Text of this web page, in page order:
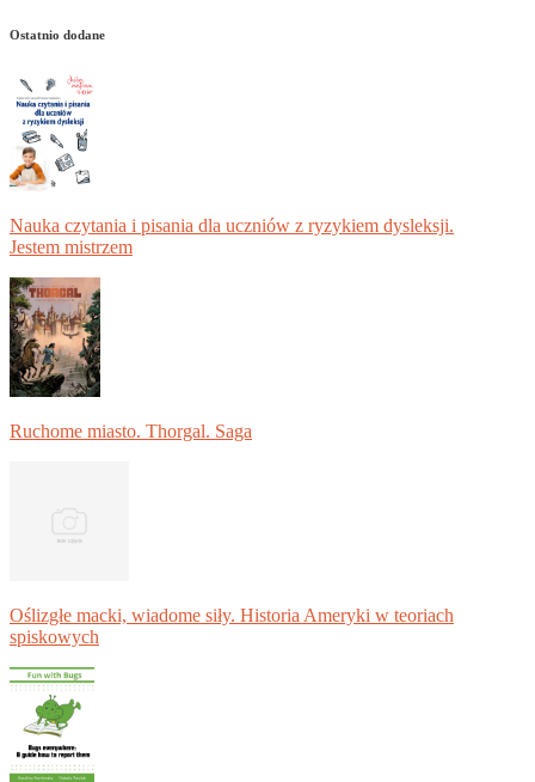
Ostatnio dodane
Nauka czytania i pisania dla uczniów z ryzykiem dysleksji.
Jestem mistrzem
Ruchome miasto. Thorgal. Saga
Oślizgłe macki, wiadome siły. Historia Ameryki w teoriach
spiskowych